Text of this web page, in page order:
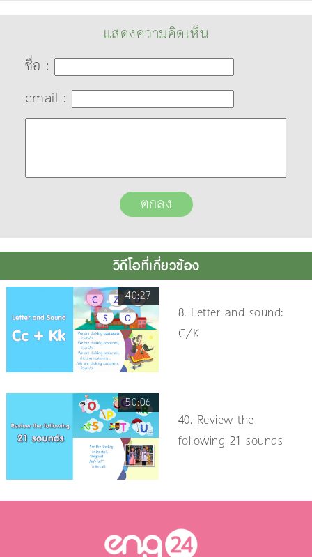
แสดงความคิดเห็น
ชื่อ :
email :
วิดีโอที่เกี่ยวข้อง
40:27
8. Letter and sound:
C/K
50:06
40. Review the
following 21 sounds